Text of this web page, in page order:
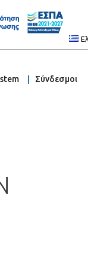
Σύνδεσμοι